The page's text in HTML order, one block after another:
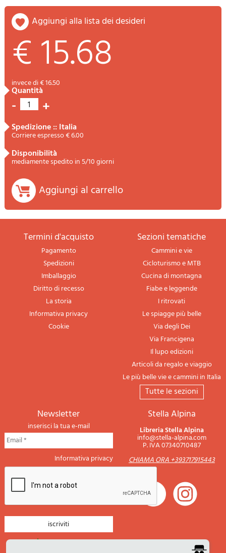
aggiungi alla lista dei desideri
€ 15.68
invece di € 16.50
quantità
- 1 +
spedizione :: Italia
Corriere espresso € 6.00
disponibilità
mediamente spedito in 5/10 giorni
Aggiungi al carrello
termini d'acquisto
Pagamento
Spedizioni
Imballaggio
Diritto di recesso
La storia
Informativa privacy
Cookie
sezioni tematiche
Cammini e vie
Cicloturismo e MTB
Cucina di montagna
Fiabe e leggende
I ritrovati
Le spiagge più belle
Via degli Dei
Via Francigena
Il lupo edizioni
Articoli da regalo e viaggio
Le più belle vie e cammini in Italia
tutte le sezioni
newsletter
inserisci la tua e-mail
Informativa privacy
Stella Alpina
Libreria Stella Alpina
info@stella-alpina.com
P. IVA 07340710487
CHIAMA ORA +393717915443